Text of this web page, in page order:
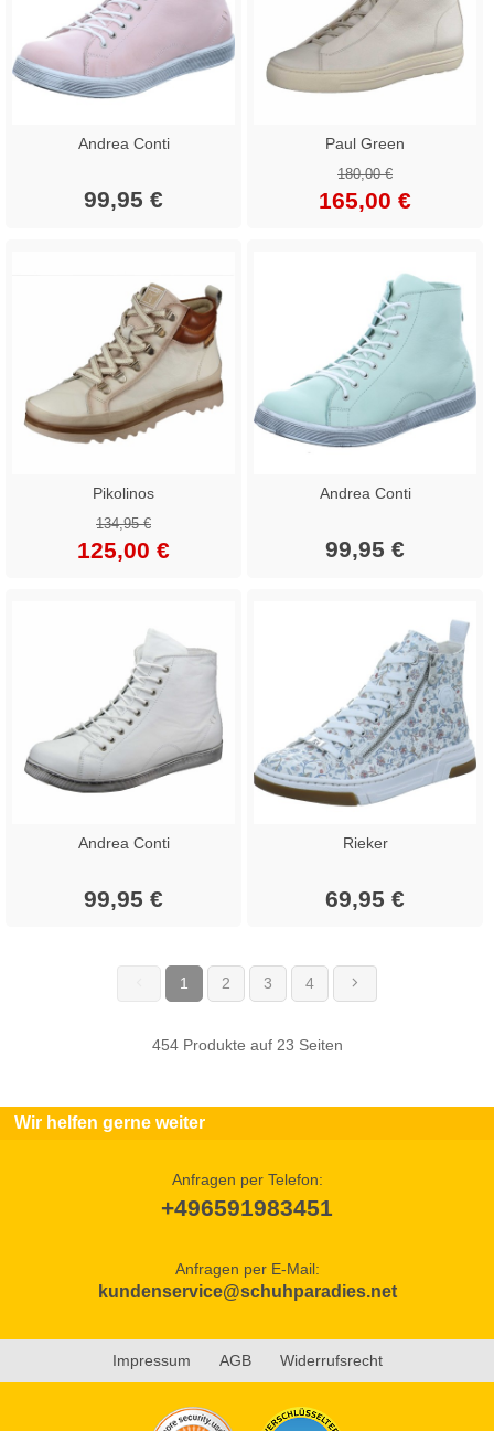
Andrea Conti
99,95 €
Paul Green
180,00 €
165,00 €
Pikolinos
134,95 €
125,00 €
Andrea Conti
99,95 €
Andrea Conti
99,95 €
Rieker
69,95 €
1 (current)
2 3 4
454 Produkte auf 23 Seiten
Wir helfen gerne weiter
Anfragen per Telefon:
+496591983451
Anfragen per E-Mail:
kundenservice@schuhparadies.net
Impressum AGB Widerrufsrecht